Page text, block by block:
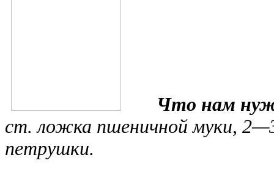
Что нам
ст. ложка пшеничной муки,
петрушки.